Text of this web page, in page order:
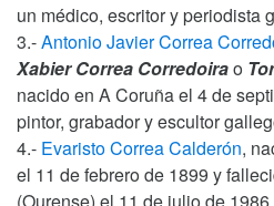
un médico, escritor y periodista
3.-Antonio Javier Correa
Xabier Correa Corredoirao
nacido en A Coruña el 4 de
pintor, grabador y escultor
4.- Evaristo Correa Calderón,
el 11 de febrero de 1899 y
(Ourense) el 11 de julio de